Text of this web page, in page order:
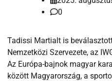
0
Tadissi Martialt is
Nemzetközi Szervezete, az
Az Európa-bajnok magyar
között Magyarország, a